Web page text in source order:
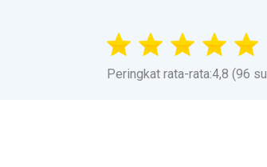
Peringkat rata-rata:4,8 (96